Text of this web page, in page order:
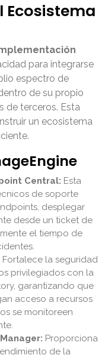
Ecosistema
para integrarse
espectro de
de su propio
de terceros. Esta
un ecosistema
Central: Esta
de soporte
desplegar
desde un ticket de
el tiempo de
Fortalece la seguridad
privilegiados con la
garantizando que
acceso a recursos
se monitoreen
Proporciona
de la